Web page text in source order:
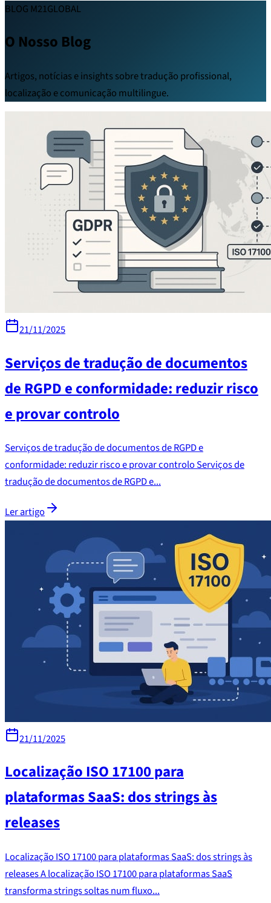
BLOG M21GLOBAL
O Nosso Blog
Artigos, notícias e insights sobre tradução profissional,
localização e comunicação multilingue.
21/11/2025
Serviços de tradução de documentos
de RGPD e conformidade: reduzir risco
e provar controlo
Serviços de tradução de documentos de RGPD e
conformidade: reduzir risco e provar controlo Serviços de
tradução de documentos de RGPD e...
Ler artigo
21/11/2025
Localização ISO 17100 para
plataformas SaaS: dos strings às
releases
Localização ISO 17100 para plataformas SaaS: dos strings às
releases A localização ISO 17100 para plataformas SaaS
transforma strings soltas num fluxo...